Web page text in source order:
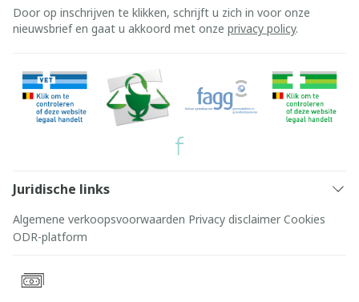
Door op inschrijven te klikken, schrijft u zich in voor onze
nieuwsbrief en gaat u akkoord met onze privacy policy.
Juridische links
Algemene verkoopsvoorwaarden Privacy disclaimer Cookies
ODR-platform